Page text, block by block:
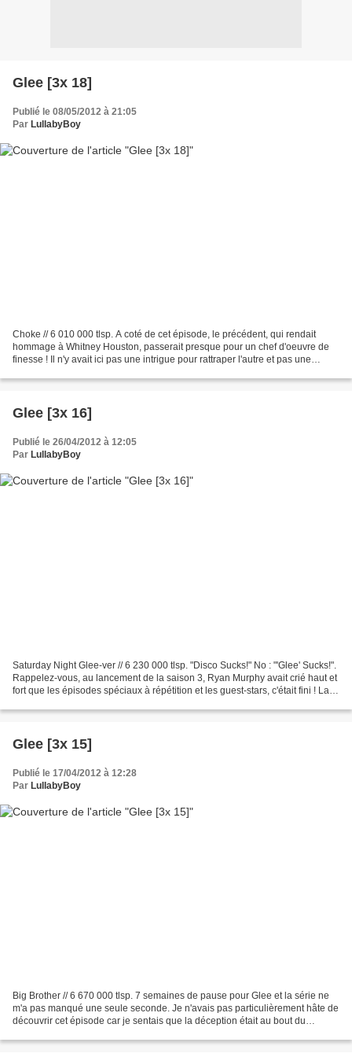
Glee [3x 18]
Publié le 08/05/2012 à 21:05
Par LullabyBoy
Choke // 6 010 000 tlsp. A coté de cet épisode, le précédent, qui rendait
hommage à Whitney Houston, passerait presque pour un chef d'oeuvre de
finesse ! Il n'y avait ici pas une intrigue pour rattraper l'autre et pas une
Glee [3x 16]
Publié le 26/04/2012 à 12:05
Par LullabyBoy
Saturday Night Glee-ver // 6 230 000 tlsp. "Disco Sucks!" No : "'Glee' Sucks!".
Rappelez-vous, au lancement de la saison 3, Ryan Murphy avait crié haut et
fort que les épisodes spéciaux à répétition et les guest-stars, c'était fini ! La
Glee [3x 15]
Publié le 17/04/2012 à 12:28
Par LullabyBoy
Big Brother // 6 670 000 tlsp. 7 semaines de pause pour Glee et la série ne
m'a pas manqué une seule seconde. Je n'avais pas particulièrement hâte de
découvrir cet épisode car je sentais que la déception était au bout du